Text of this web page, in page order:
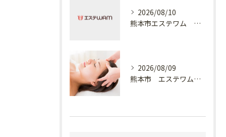
2026/08/10
熊本市エステワム 熊本店 下着
2026/08/09
熊本市 エステワム熊本店 癒しのクールヘッドマッサージ♬